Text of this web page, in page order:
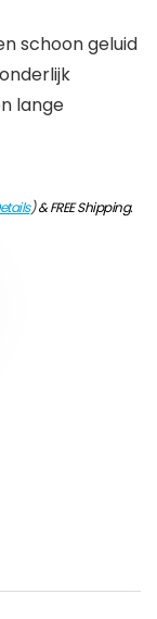
schoon geluid
lange
)&FREE Shipping.